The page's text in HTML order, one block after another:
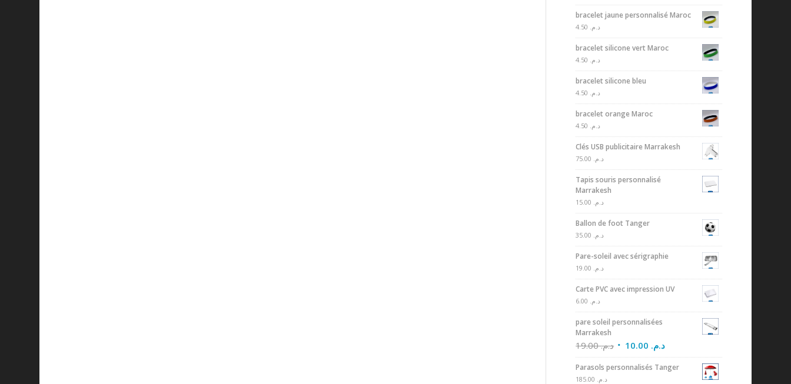
bracelet jaune personnalisé Maroc
د.م.
bracelet silicone vert Maroc
د.م.
bracelet silicone bleu
د.م.
bracelet orange Maroc
د.م.
Clés USB publicitaire Marrakesh
د.م.
Tapis souris personnalisé
Marrakesh
د.م.
Ballon de foot Tanger
د.م.
Pare-soleil avec sérigraphie
د.م.
Carte PVC avec impression UV
د.م.
pare soleil personnalisées
Marrakesh
د.م.19.00 د.م.
Parasols personnalisés Tanger
د.م.